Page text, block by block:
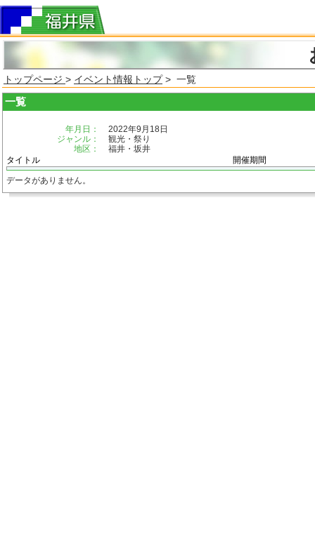
トップページ > イベント情報トップ> 一覧
一覧
年月日：
2022年9月18日
ジャンル：
観光・祭り
地区：
福井・坂井
タイトル
開催期間
データがありません。